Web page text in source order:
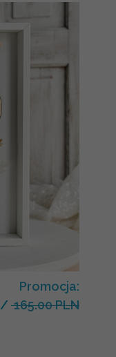
Promocja:
/ 165.00 PLN